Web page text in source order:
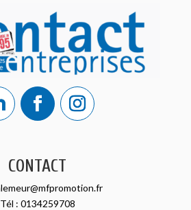
CONTACT
Tél : 0134259708